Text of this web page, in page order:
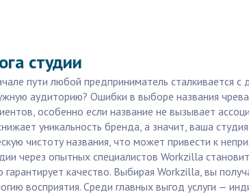
студии
пути любой предприниматель сталкивается
аудиторию? Ошибки в выборе названия
особенно если название не вызывает
уникальность бренда, а значит, ваша
чистоту названия, что может привести к
через опытных специалистов Workzilla
качество. Выбирая Workzilla, вы
восприятия. Среди главных выгод услуги —